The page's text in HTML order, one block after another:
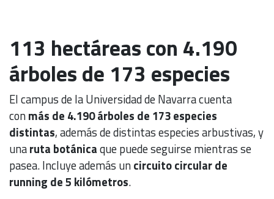
113 hectáreas con 4.190
árboles de 173 especies
El campus de la Universidad de Navarra cuenta
conmás de 4.190 árboles de 173 especies
distintas, además de distintas especies arbustivas, y
unaruta botánicaque puede seguirse mientras se
pasea. Incluye además uncircuito circular de
running de 5 kilómetros.